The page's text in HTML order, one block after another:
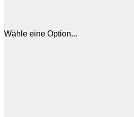
Wähle eine Option...